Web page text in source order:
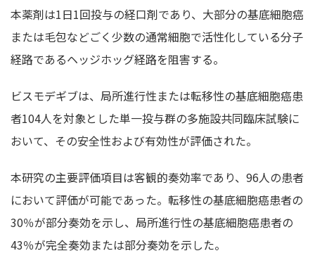
本薬剤は1日1回投与の経口剤であり、大部分の基底細胞癌
または毛包などごく少数の通常細胞で活性化している分子
経路であるヘッジホッグ経路を阻害する。
ビスモデギブは、局所進行性または転移性の基底細胞癌患
者104人を対象とした単一投与群の多施設共同臨床試験に
おいて、その安全性および有効性が評価された。
本研究の主要評価項目は客観的奏効率であり、96人の患者
において評価が可能であった。転移性の基底細胞癌患者の
30％が部分奏効を示し、局所進行性の基底細胞癌患者の
43％が完全奏効または部分奏効を示した。